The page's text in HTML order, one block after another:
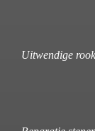
Uitwendige